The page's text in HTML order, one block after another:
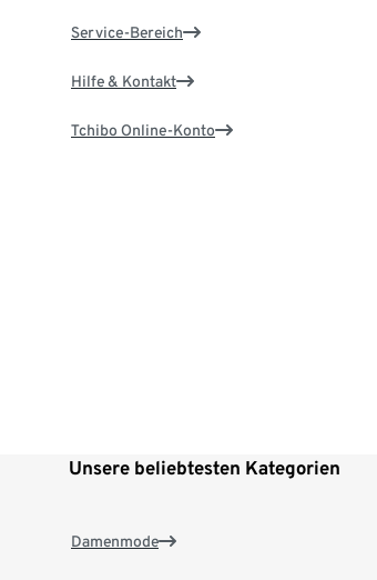
Service-Bereich
Hilfe & Kontakt
Tchibo Online-Konto
Unsere beliebtesten Kategorien
Damenmode